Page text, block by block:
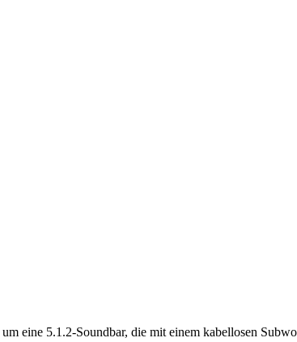
eine 5.1.2-Soundbar, die mit einem kabellosen